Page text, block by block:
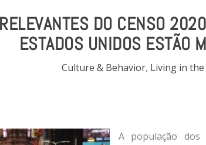
DO CENSO
ESTADOS UNIDOS ESTÃO
Culture & Behavior, Living in the
A população dos